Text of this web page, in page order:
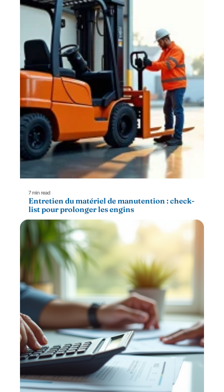
7 min read
Entretien du matériel de manutention : check-
list pour prolonger les engins